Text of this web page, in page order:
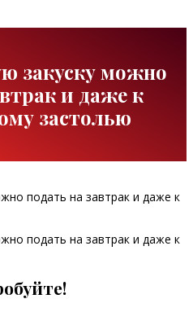
закуску можно
и даже к
застолью